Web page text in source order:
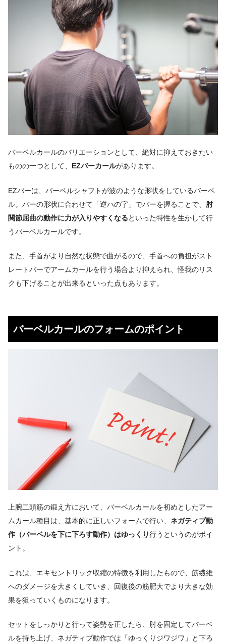
バーベルカールのバリエーションとして、絶対に抑えておきたい
ものの一つとして、 EZバーカールがあります。
EZバーは、バーベルシャフトが波のような形状をしているバーベ
ル。バーの形状に合わせて「逆ハの字」でバーを握ることで、 肘
関節屈曲の動作に力が入りやすくなるといった特性を生かして行
うバーベルカールです。
また、手首がより自然な状態で曲がるので、手首への負担がスト
レートバーでアームカールを行う場合より抑えられ、怪我のリス
クも下げることが出来るといった点もあります。
バーベルカールのフォームのポイント
上腕二頭筋の鍛え方において、バーベルカールを初めとしたアー
ムカール種目は、基本的に正しいフォームで行い、 ネガティブ動
作（バーベルを下に下ろす動作）はゆっくり行うというのがポイ
ント。
これは、エキセントリック収縮の特徴を利用したもので、筋繊維
へのダメージを大きくしていき、回復後の筋肥大でより大きな効
果を狙っていくものになります。
セットをしっかりと行って姿勢を正したら、肘を固定してバーベ
ルを持ち上げ、ネガティブ動作では「ゆっくりジワジワ」と下ろ